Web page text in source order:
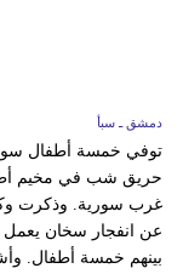
دمشق ـ سبأ
توفي خمسة أطفال
حريق شب في مخيم
غرب سورية. وذكرت
عن انفجار سخان يعمل
بينهم خمسة أطفال.